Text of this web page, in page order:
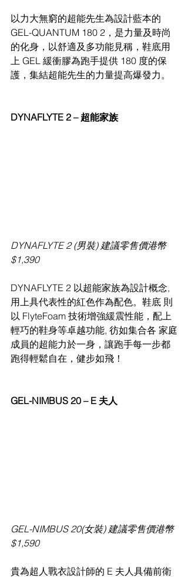
以力大無窮的超能先生為設計藍本的
GEL-QUANTUM 180 2，是力量及時尚
的化身，以舒適及多功能見稱，鞋底用
上 GEL 緩衝膠為跑手提供 180 度的保
護，集結超能先生的力量提高爆發力。
DYNAFLYTE 2 – 超能家族
DYNAFLYTE 2 (男裝) 建議零售價港幣
$1,390
DYNAFLYTE 2 以超能家族為設計概念,
用上具代表性的紅色作為配色。鞋底 則
以 FlyteFoam 技術增強緩震性能，配上
輕巧的鞋身等卓越功能, 彷如集合各 家庭
成員的超能力於一身，讓跑手每一步都
跑得輕鬆自在，健步如飛！
GEL-NIMBUS 20 – E 夫人
GEL-NIMBUS 20(女裝) 建議零售價港幣
$1,590
貴為超人戰衣設計師的 E 夫人具備前衛